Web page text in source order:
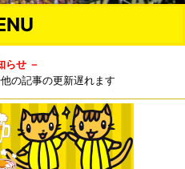
らせ －
の記事の更新遅れます